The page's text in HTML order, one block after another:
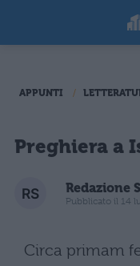
APPUNTI
Preghiera a
Redazione
Pubblicato il 14
Circa primam